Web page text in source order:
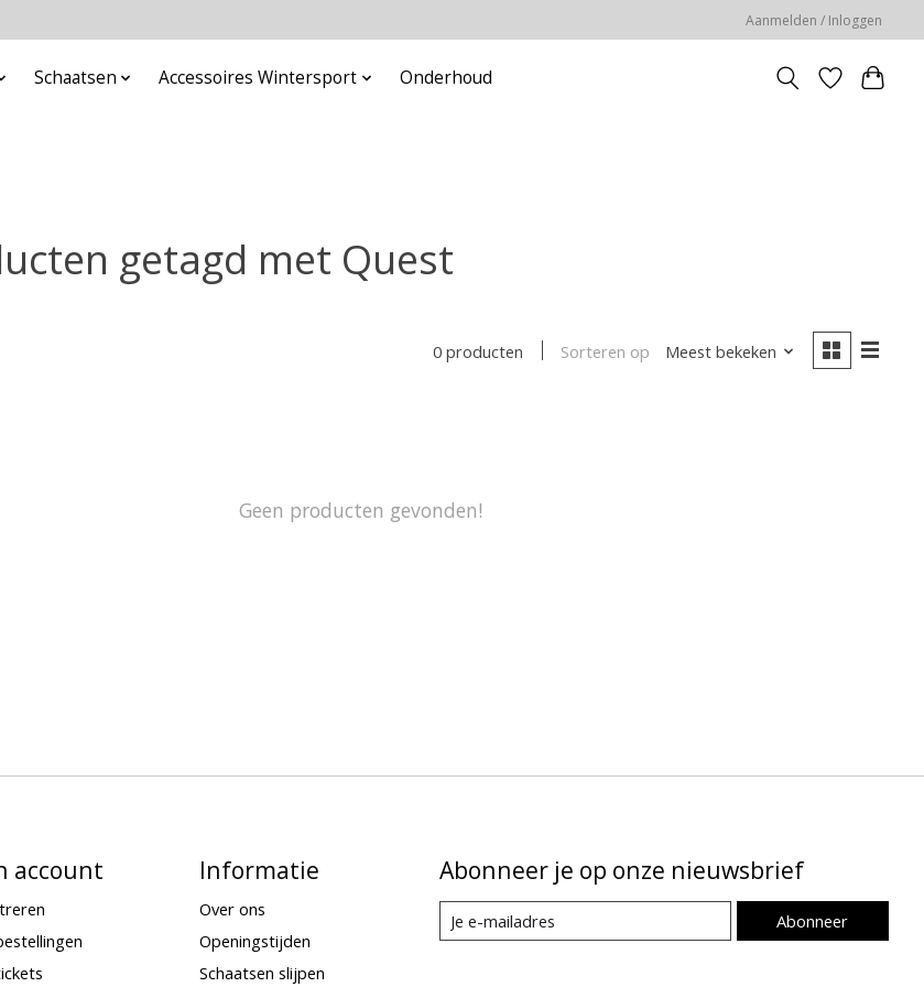
Aanmelden / Inloggen
Schaatsen Accessoires Wintersport Onderhoud
getagd met Quest
0 producten Sorteren op Meest bekeken
Geen producten gevonden!
account Informatie
Over ons
Openingstijden
Schaatsen slijpen
Abonneer je op onze nieuwsbrief
Abonneer